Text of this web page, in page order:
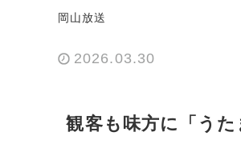
岡山放送
2026.03.30
観客も味方に「う